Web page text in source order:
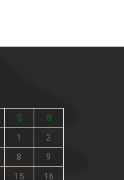
Š S
1 2
8 9
15 16